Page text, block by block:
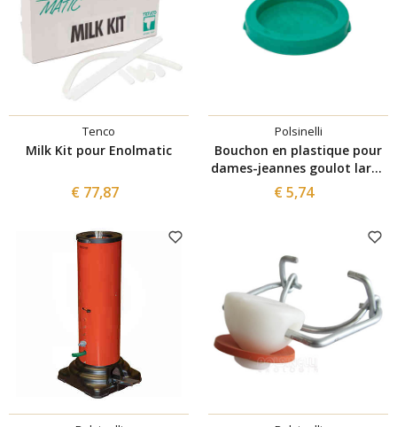
Tenco
Milk Kit pour Enolmatic
€ 77,87
Polsinelli
Bouchon en plastique pour
dames-jeannes goulot large
(10 pcs)
€ 5,74